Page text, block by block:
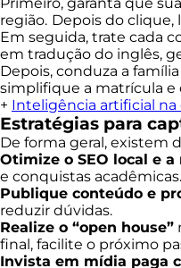
região. Depois do clique,
Em seguida, trate cada
em tradução do inglês,
Depois, conduza a
simplifique a matrícula e
+ Inteligência artificial na
Estratégias para
De forma geral, existem
Otimize o SEO local e
e conquistas acadêmicas.
Publique conteúdo e
reduzir dúvidas.
Realize o “open house”
final, facilite o próximo
Invista em mídia paga